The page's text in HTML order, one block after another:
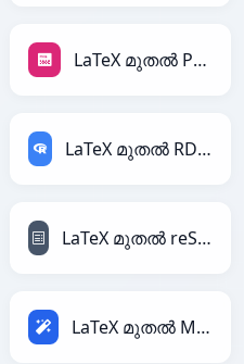
LaTeX മുതൽ PNG
LaTeX മുതൽ RDataFrame
LaTeX മുതൽ reStructuredText
LaTeX മുതൽ Magic